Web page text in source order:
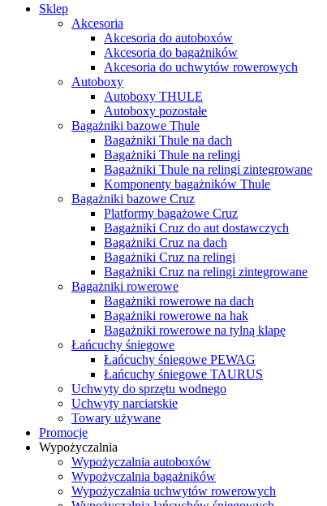
Sklep
Akcesoria
Akcesoria do autoboxów
Akcesoria do bagażników
Akcesoria do uchwytów rowerowych
Autoboxy
Autoboxy THULE
Autoboxy pozostałe
Bagażniki bazowe Thule
Bagażniki Thule na dach
Bagażniki Thule na relingi
Bagażniki Thule na relingi zintegrowane
Komponenty bagażników Thule
Bagażniki bazowe Cruz
Platformy bagażowe Cruz
Bagażniki Cruz do aut dostawczych
Bagażniki Cruz na dach
Bagażniki Cruz na relingi
Bagażniki Cruz na relingi zintegrowane
Bagażniki rowerowe
Bagażniki rowerowe na dach
Bagażniki rowerowe na hak
Bagażniki rowerowe na tylną klapę
Łańcuchy śniegowe
Łańcuchy śniegowe PEWAG
Łańcuchy śniegowe TAURUS
Uchwyty do sprzętu wodnego
Uchwyty narciarskie
Towary używane
Promocje
Wypożyczalnia
Wypożyczalnia autoboxów
Wypożyczalnia bagażników
Wypożyczalnia uchwytów rowerowych